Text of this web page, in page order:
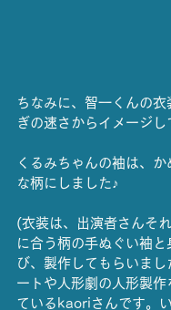
ちなみに、智一くんの衣
ぎの速さからイメージし
くるみちゃんの袖は、か
な柄にしました♪
(衣装は、出演者さんそ
に合う柄の手ぬぐい袖
び、製作してもらいまし
ートや人形劇の人形製作
ているkaoriさんです。